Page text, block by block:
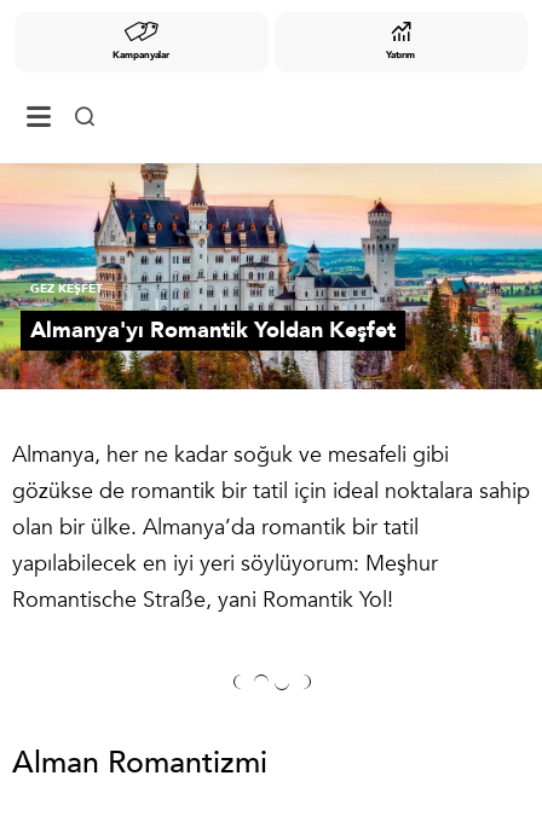
Kampanyalar Yatırım
GEZ KEŞFET
Almanya'yı Romantik Yoldan Keşfet
Almanya, her ne kadar soğuk ve mesafeli gibi
gözükse de romantik bir tatil için ideal noktalara sahip
olan bir ülke. Almanya’da romantik bir tatil
yapılabilecek en iyi yeri söylüyorum: Meşhur
Romantische Straße, yani Romantik Yol!
Alman Romantizmi